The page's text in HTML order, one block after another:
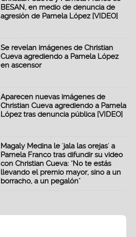
BESAN, en medio de denuncia de
agresión de Pamela López [VIDEO]
Se revelan imágenes de Christian
Cueva agrediendo a Pamela López
en ascensor
Aparecen nuevas imágenes de
Christian Cueva agrediendo a Pamela
López tras denuncia pública [VIDEO]
Magaly Medina le 'jala las orejas' a
Pamela Franco tras difundir su video
con Christian Cueva: "No te estás
llevando el premio mayor, sino a un
borracho, a un pegalón"